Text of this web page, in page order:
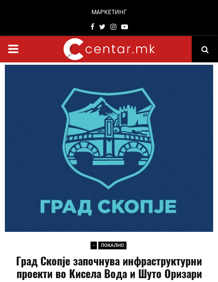
МАРКЕТИНГ
Facebook
TwitterInstagram
Youtube
PRIMARY
- ЛОКАЛНО
Град Скопје започнува инфраструктурни
проекти во Кисела Вода и Шуто Оризари